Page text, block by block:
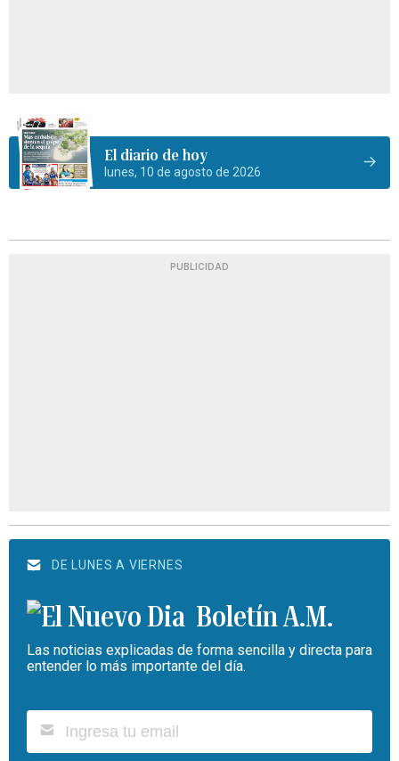
El diario de hoy
lunes, 10 de agosto de 2026
PUBLICIDAD
DE LUNES A VIERNES
Boletín A.M.
Las noticias explicadas de forma sencilla y directa para
entender lo más importante del día.